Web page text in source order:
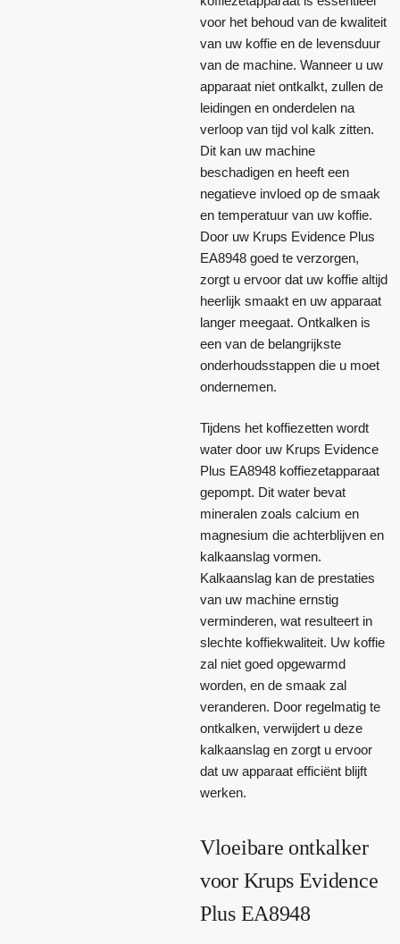
voor het behoud van de kwaliteit
van uw koffie en de levensduur
van de machine. Wanneer u uw
apparaat niet ontkalkt, zullen de
leidingen en onderdelen na
verloop van tijd vol kalk zitten.
Dit kan uw machine
beschadigen en heeft een
negatieve invloed op de smaak
en temperatuur van uw koffie.
Door uw Krups Evidence Plus
EA8948 goed te verzorgen,
zorgt u ervoor dat uw koffie altijd
heerlijk smaakt en uw apparaat
langer meegaat. Ontkalken is
een van de belangrijkste
onderhoudsstappen die u moet
ondernemen.
Tijdens het koffiezetten wordt
water door uw Krups Evidence
Plus EA8948 koffiezetapparaat
gepompt. Dit water bevat
mineralen zoals calcium en
magnesium die achterblijven en
kalkaanslag vormen.
Kalkaanslag kan de prestaties
van uw machine ernstig
verminderen, wat resulteert in
slechte koffiekwaliteit. Uw koffie
zal niet goed opgewarmd
worden, en de smaak zal
veranderen. Door regelmatig te
ontkalken, verwijdert u deze
kalkaanslag en zorgt u ervoor
dat uw apparaat efficiënt blijft
werken.
Vloeibare ontkalker
voor Krups Evidence
Plus EA8948